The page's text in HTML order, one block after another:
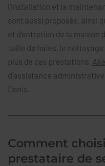
l'installation et la
sont aussi proposés, ainsi
et d'entretien de la maison
taille de haies, le
plus de ces prestations,
d'assistance
Denis.
Comment
prestataire de